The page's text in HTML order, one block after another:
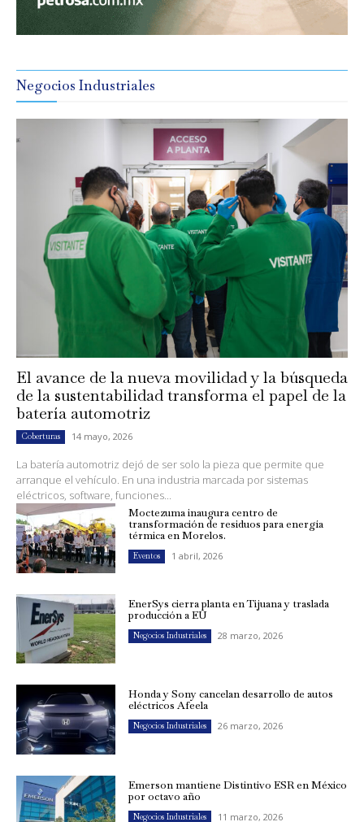
Negocios Industriales
El avance de la nueva movilidad y la búsqueda
de la sustentabilidad transforma el papel de la
batería automotriz
Coberturas 14 mayo, 2026
La batería automotriz dejó de ser solo la pieza que permite que
arranque el vehículo. En una industria marcada por sistemas
eléctricos, software, funciones...
Moctezuma inaugura centro de
transformación de residuos para energía
térmica en Morelos.
Eventos 1 abril, 2026
EnerSys cierra planta en Tijuana y traslada
producción a EU
Negocios Industriales 28 marzo, 2026
Honda y Sony cancelan desarrollo de autos
eléctricos Afeela
Negocios Industriales 26 marzo, 2026
Emerson mantiene Distintivo ESR en México
por octavo año
Negocios Industriales 11 marzo, 2026